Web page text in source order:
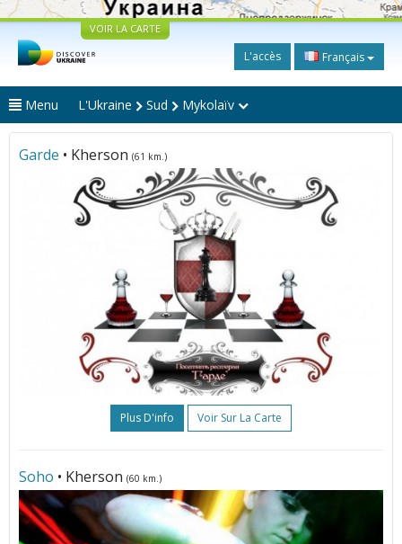
VOIR LA CARTE
L'accès Français
Menu L'Ukraine Sud Mykolaïv
Garde • Kherson (61 km.)
Plus D'info Voir Sur La Carte
Soho • Kherson (60 km.)